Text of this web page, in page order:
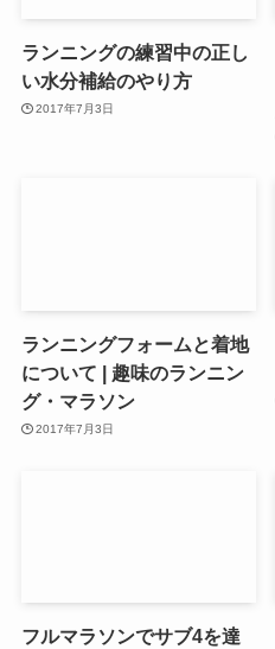
ランニングの練習中の正し
い水分補給のやり方
2017年7月3日
ランニングフォームと着地
について | 趣味のランニン
グ・マラソン
2017年7月3日
フルマラソンでサブ4を達